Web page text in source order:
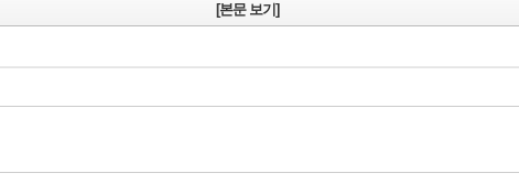
[본문 보기]